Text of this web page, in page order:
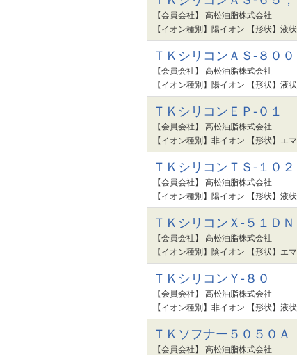
【会員会社】 高松油脂株式会社
【イオン種別】陽イオン 【形状】液
ＴＫシリコンＡＳ-８００
【会員会社】 高松油脂株式会社
【イオン種別】陽イオン 【形状】液
ＴＫシリコンＥＰ-０１
【会員会社】 高松油脂株式会社
【イオン種別】非イオン 【形状】エ
ＴＫシリコンＴＳ-１０２
【会員会社】 高松油脂株式会社
【イオン種別】陽イオン 【形状】液
ＴＫシリコンＸ-５１ＤＮ
【会員会社】 高松油脂株式会社
【イオン種別】陰イオン 【形状】エ
ＴＫシリコンＹ-８０
【会員会社】 高松油脂株式会社
【イオン種別】非イオン 【形状】液
ＴＫソフナー５０５０Ａ
【会員会社】 高松油脂株式会社